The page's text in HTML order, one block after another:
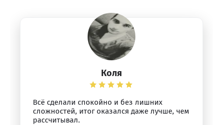
Коля
Всё сделали спокойно и без лишних
сложностей, итог оказался даже лучше, чем
рассчитывал.